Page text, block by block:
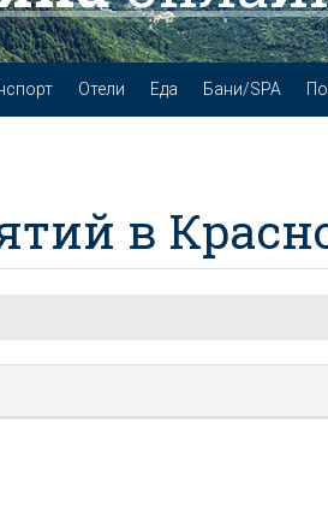
Отели Еда Бани/SPA
в